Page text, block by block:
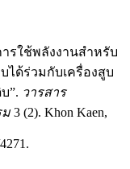
รใช้พลังงานสำหรับ
ได้ร่วมกับเครื่องสูบ
”. วารสาร
ม3 (2). Khon Kaen,